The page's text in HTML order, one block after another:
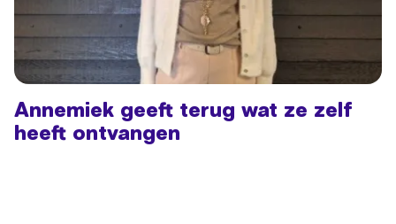
Annemiek geeft terug wat ze zelf
heeft ontvangen